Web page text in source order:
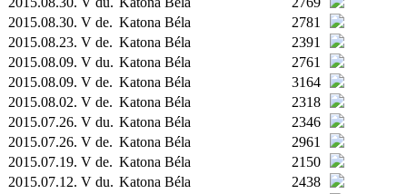
2015.08.30. V de. Katona Béla
2781
2015.08.23. V de. Katona Béla
2391
2015.08.09. V du. Katona Béla
2761
2015.08.09. V de. Katona Béla
3164
2015.08.02. V de. Katona Béla
2318
2015.07.26. V du. Katona Béla
2346
2015.07.26. V de. Katona Béla
2961
2015.07.19. V de. Katona Béla
2150
2015.07.12. V du. Katona Béla
2438